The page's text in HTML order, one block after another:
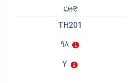
چین
TH201
۹۸
Y